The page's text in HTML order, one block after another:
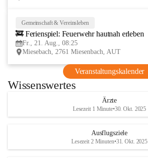
Gemeinschaft & Vereinsleben
🚒 Ferienspiel: Feuerwehr hautnah erleben
Fr., 21. Aug., 08:25
Miesebach, 2761 Miesenbach, AUT
Veranstaltungskalender
Wissenswertes
Ärzte
Lesezeit 1 Minute•30. Okt. 2025
Ausflugsziele
Lesezeit 2 Minuten•31. Okt. 2025